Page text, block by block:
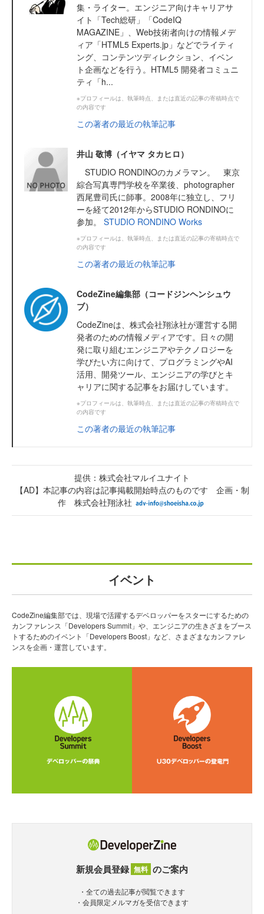
集・ライター。エンジニア向けキャリアサ
イト「Tech総研」「CodeIQ
MAGAZINE」、Web技術者向けの情報メデ
ィア「HTML5 Experts.jp」などでライティ
ング、コンテンツディレクション、イベン
ト企画などを行う。HTML5 開発者コミュニ
ティ「h...
※プロフィールは、執筆時点、または直近の記事の寄稿時点で
の内容です
この著者の最近の執筆記事
井山 敬博（イヤマ タカヒロ）
STUDIO RONDINOのカメラマン。 東京
綜合写真専門学校を卒業後、photographer
西尾豊司氏に師事。2008年に独立し、フリ
ーを経て2012年からSTUDIO RONDINOに
参加。 STUDIO RONDINO Works
※プロフィールは、執筆時点、または直近の記事の寄稿時点で
の内容です
この著者の最近の執筆記事
CodeZine編集部（コードジンヘンシュウ
ブ）
CodeZineは、株式会社翔泳社が運営する開
発者のための情報メディアです。日々の開
発に取り組むエンジニアやテクノロジーを
学びたい方に向けて、プログラミングやAI
活用、開発ツール、エンジニアの学びとキ
ャリアに関する記事をお届けしています。
※プロフィールは、執筆時点、または直近の記事の寄稿時点で
の内容です
この著者の最近の執筆記事
提供：株式会社マルイユナイト
【AD】本記事の内容は記事掲載開始時点のものです 企画・制
作 株式会社翔泳社
イベント
CodeZine編集部では、現場で活躍するデベロッパーをスターにするための
カンファレンス「Developers Summit」や、エンジニアの生きざまをブース
トするためのイベント「Developers Boost」など、さまざまなカンファレ
ンスを企画・運営しています。
新規会員登録 無料 のご案内
・全ての過去記事が閲覧できます
・会員限定メルマガを受信できます